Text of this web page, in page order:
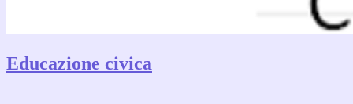
Educazione civica